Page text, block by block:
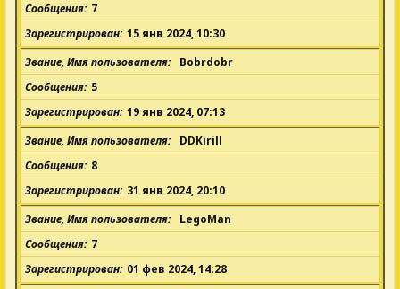
Сообщения 7
Зарегистрирован 15 янв 2024, 10:30
Звание, Имя пользователя
Bobrdobr
Сообщения 5
Зарегистрирован 19 янв 2024, 07:13
Звание, Имя пользователя
DDKirill
Сообщения 8
Зарегистрирован 31 янв 2024, 20:10
Звание, Имя пользователя
LegoMan
Сообщения 7
Зарегистрирован 01 фев 2024, 14:28